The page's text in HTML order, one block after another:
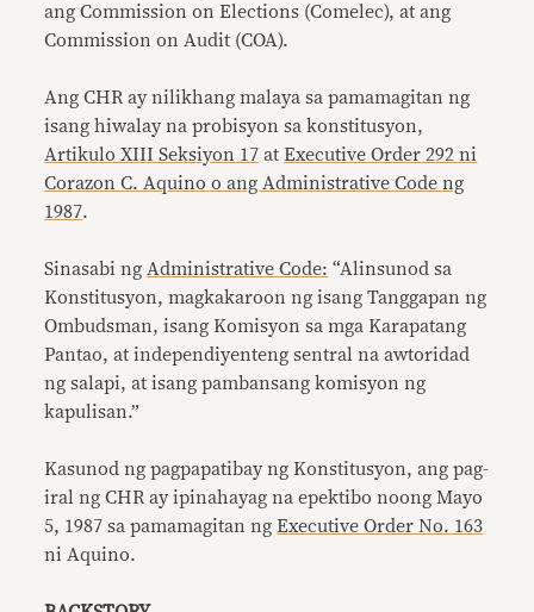
ang Commission on Elections (Comelec), at ang
Commission on Audit (COA).
Ang CHR ay nilikhang malaya sa pamamagitan ng
isang hiwalay na probisyon sa konstitusyon,
Artikulo XIII Seksiyon 17 atExecutive Order 292 ni
Corazon C. Aquino o ang Administrative Code ng
1987.
Sinasabi ng Administrative Code: “Alinsunod sa
Konstitusyon, magkakaroon ng isang Tanggapan ng
Ombudsman, isang Komisyon sa mga Karapatang
Pantao, at independiyenteng sentral na awtoridad
ng salapi, at isang pambansang komisyon ng
kapulisan.”
Kasunod ng pagpapatibay ng Konstitusyon, ang pag-
iral ng CHR ay ipinahayag na epektibo noong Mayo
5, 1987 sa pamamagitan ngExecutive Order No. 163
ni Aquino.